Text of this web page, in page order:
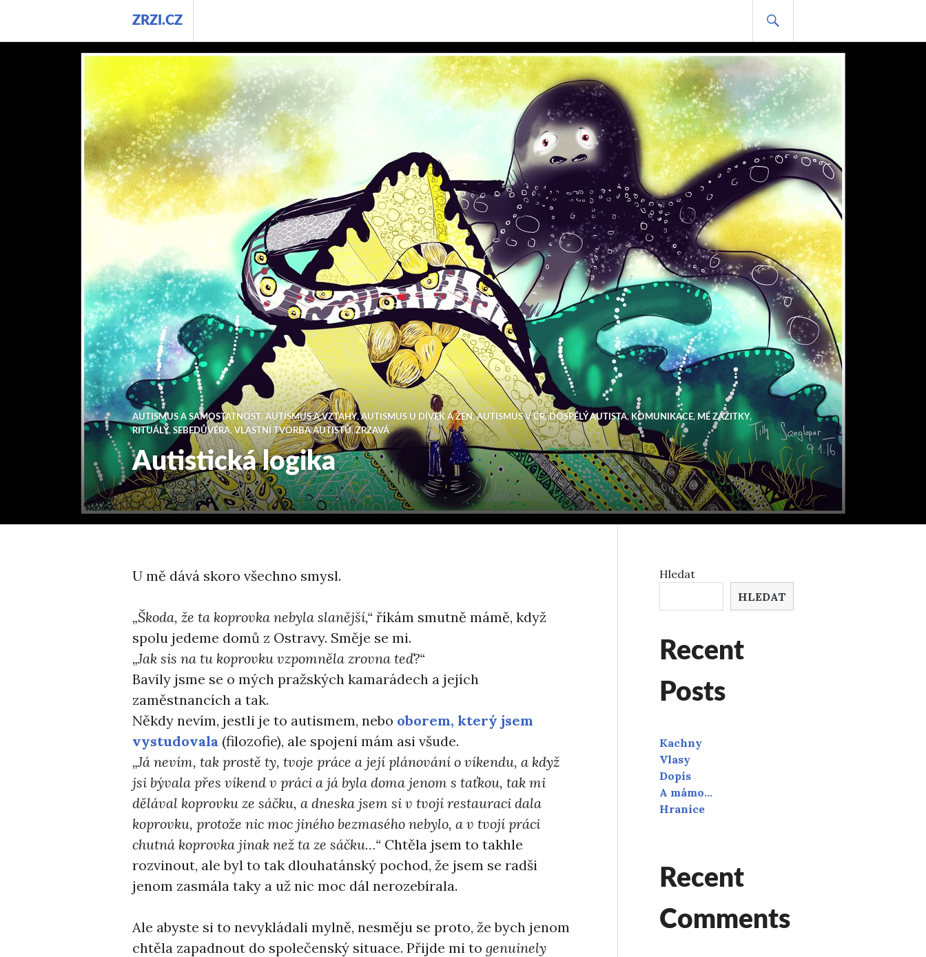
ZRZI.CZ
AUTISMUS A SAMOSTATNOST ,AUTISMUS A VZTAHY,AUTISMUS U DÍVEK A ŽEN,AUTISMUS V ČR,DOSPĚLÝ AUTISTA, KOMUNIKACE, MÉ ZÁŽITKY,
RITUÁLY, SEBEDŮVĚRA,VLASTNÍ TVORBA AUTISTŮ,ZRZAVÁ
Autistická logika
U mě dává skoro všechno smysl.
„Škoda, že ta koprovka nebyla slanější,“ říkám smutně mámě, když
spolu jedeme domů z Ostravy. Směje se mi.
„Jak sis na tu koprovku vzpomněla zrovna teď?“
Bavily jsme se o mých pražských kamarádech a jejích
zaměstnancích a tak.
Někdy nevím, jestli je to autismem, nebo oborem, který jsem
vystudovala (filozofie), ale spojení mám asi všude.
„Já nevím, tak prostě ty, tvoje práce a její plánování o víkendu, a když
jsi bývala přes víkend v práci a já byla doma jenom s taťkou, tak mi
dělával koprovku ze sáčku, a dneska jsem si v tvojí restauraci dala
koprovku, protože nic moc jiného bezmasého nebylo, a v tvojí práci
chutná koprovka jinak než ta ze sáčku…“ Chtěla jsem to takhle
rozvinout, ale byl to tak dlouhatánský pochod, že jsem se radši
jenom zasmála taky a už nic moc dál nerozebírala.
Ale abyste si to nevykládali mylně, nesměju se proto, že bych jenom
chtěla zapadnout do společenský situace. Přijde mi to genuinely
Hledat
HLEDAT
Recent
Posts
Kachny
Vlasy
Dopis
A mámo…
Hranice
Recent
Comments